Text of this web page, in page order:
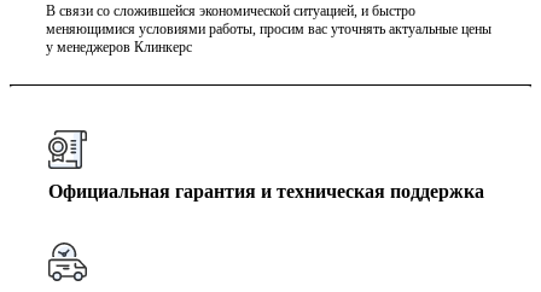
В связи со сложившейся экономической ситуацией, и быстро
меняющимися условиями работы, просим вас уточнять актуальные цены
у менеджеров Клинкерс
Официальная гарантия и техническая поддержка